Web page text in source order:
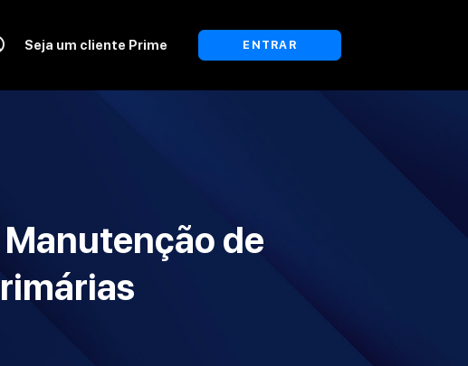
Seja um cliente Prime ENTRAR
de